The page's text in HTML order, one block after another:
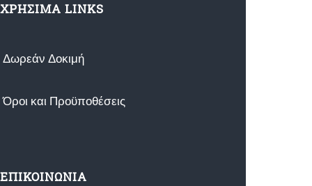
ΧΡΗΣΙΜΑ LINKS
Δωρεάν Δοκιμή
Όροι και Προϋποθέσεις
ΕΠΙΚΟΙΝΩΝΙΑ